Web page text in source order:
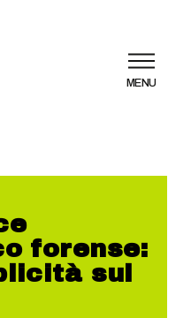
MENU
forense:
sul